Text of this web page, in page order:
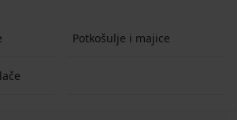
će se funkcionalna odjeća koja će im pomoći
Potkošulje i majice